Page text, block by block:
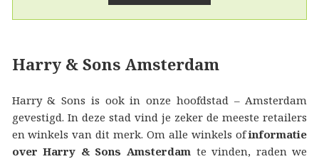
Harry & Sons Amsterdam
Harry & Sons is ook in onze hoofdstad – Amsterdam
gevestigd. In deze stad vind je zeker de meeste retailers
en winkels van dit merk. Om alle winkels ofinformatie
over Harry & Sons Amsterdam te vinden, raden we